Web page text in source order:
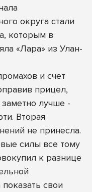
округа стали
которым в
«Лара» из Улан-
и счет
прицел,
лучше -
Вторая
не принесла.
силы все тому
к разнице
свои